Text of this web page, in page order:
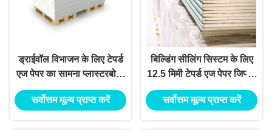
ड्राईवॉल विभाजन के लिए टेपर्ड
एज पेपर का सामना प्लास्टरबोर्ड,
जिप्सम बोर्ड 12.5 मिमी
सर्वोत्तम मूल्य प्राप्त करें
बिल्डिंग सीलिंग सिस्टम के लिए
12.5 मिमी टेपर्ड एज पेपर जिप्सम
बोर्ड
सर्वोत्तम मूल्य प्राप्त करें